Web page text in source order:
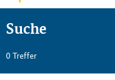
Suche
0 Treffer